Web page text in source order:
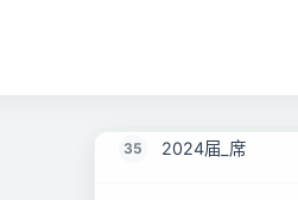
35 2024届_席